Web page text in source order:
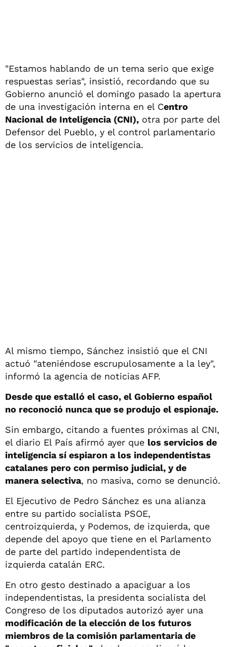
"Estamos hablando de un tema serio que exige
respuestas serias", insistió, recordando que su
Gobierno anunció el domingo pasado la apertura
de una investigación interna en el Centro
Nacional de Inteligencia (CNI), otra por parte del
Defensor del Pueblo, y el control parlamentario
de los servicios de inteligencia.
Al mismo tiempo, Sánchez insistió que el CNI
actuó "ateniéndose escrupulosamente a la ley",
informó la agencia de noticias AFP.
Desde que estalló el caso, el Gobierno español
no reconoció nunca que se produjo el espionaje.
Sin embargo, citando a fuentes próximas al CNI,
el diario El País afirmó ayer que los servicios de
inteligencia sí espiaron a los independentistas
catalanes pero con permiso judicial, y de
manera selectiva, no masiva, como se denunció.
El Ejecutivo de Pedro Sánchez es una alianza
entre su partido socialista PSOE,
centroizquierda, y Podemos, de izquierda, que
depende del apoyo que tiene en el Parlamento
de parte del partido independentista de
izquierda catalán ERC.
En otro gesto destinado a apaciguar a los
independentistas, la presidenta socialista del
Congreso de los diputados autorizó ayer una
modificación de la elección de los futuros
miembros de la comisión parlamentaria de